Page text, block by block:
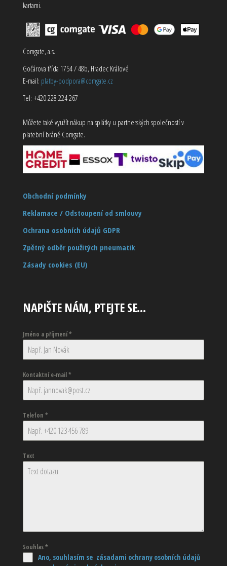
kartami.
Comgate, a.s.
Gočárova třída 1754 / 48b, Hradec Králové
E-mail: platby-podpora@comgate.cz
Tel: +420 228 224 267
Můžete také využít nákup na splátky u partnerských společností v
platební bráně Comgate.
Obchodní podmínky
Reklamace / Odstoupení od smlouvy
Ochrana osobních údajů GDPR
Zpětný odběr použitých pneumatik
Zásady cookies (EU)
NAPIŠTE NÁM, PTEJTE SE…
Jméno a příjmení*
Kontaktní e-mail*
Telefon *
Text
Souhlas*
Ano, souhlasím se zásadami ochrany osobních údajů